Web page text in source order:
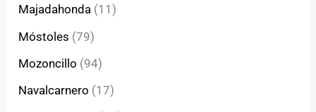
Majadahonda (11)
Móstoles (79)
Mozoncillo (94)
Navalcarnero (17)